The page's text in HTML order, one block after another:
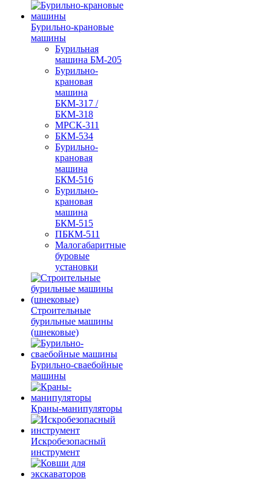
Бурильно-крановые
машины
Бурильная
машина БМ-205
Бурильно-
крановая
машина
БКМ-317 /
БКМ-318
МРСК-311
БКМ-534
Бурильно-
крановая
машина
БКМ-516
Бурильно-
крановая
машина
БКМ-515
ПБКМ-511
Малогабаритные
буровые
установки
Строительные
бурильные машины
(шнековые)
Бурильно-сваебойные
машины
Краны-манипуляторы
Искробезопасный
инструмент